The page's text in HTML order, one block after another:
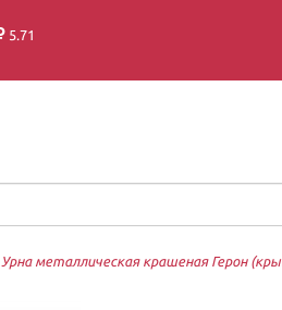
5.71
Урна металлическая крашеная Герон